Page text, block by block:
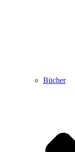
Bücher